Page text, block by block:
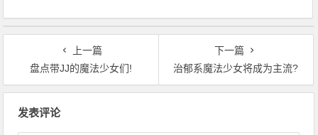
上一篇
盘点带JJ的魔法少女们!
下一篇
治郁系魔法少女将成为主流?
发表评论